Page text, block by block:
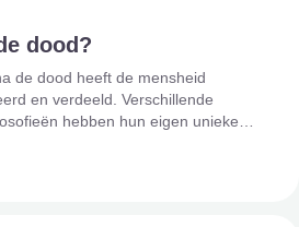
dood?
de dood heeft de mensheid
en verdeeld. Verschillende
hebben hun eigen unieke